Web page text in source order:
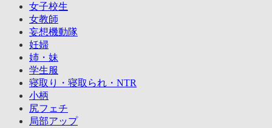
女子校生
女教師
妄想機動隊
妊婦
姉・妹
学生服
寝取り・寝取られ・NTR
小柄
尻フェチ
局部アップ